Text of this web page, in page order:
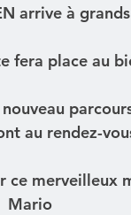
arrive à
fera place au
au rendez-
ce merveilleux
Mario